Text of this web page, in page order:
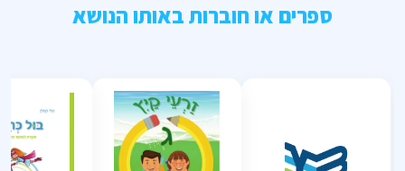
ספרים או חוברות באותו הנושא